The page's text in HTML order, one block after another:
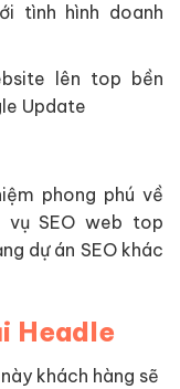
tình hình doanh
lên top bền
Update
phong phú về
vụ SEO web top
dự án SEO khác
Headle
khách hàng sẽ